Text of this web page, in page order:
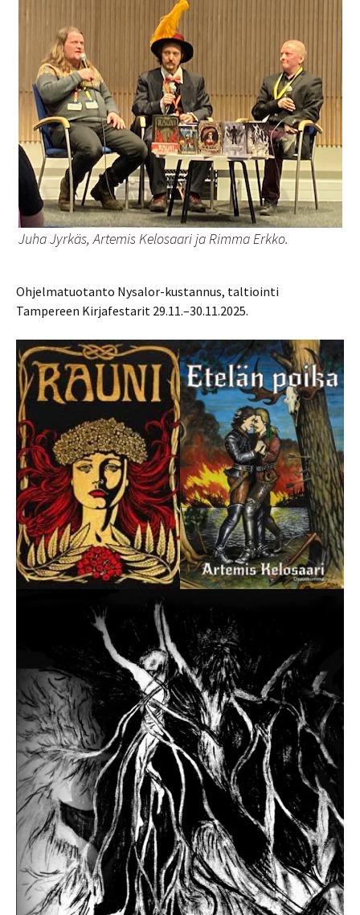
Juha Jyrkäs, Artemis Kelosaari ja Rimma Erkko.
Ohjelmatuotanto Nysalor-kustannus, taltiointi
Tampereen Kirjafestarit 29.11.–30.11.2025.